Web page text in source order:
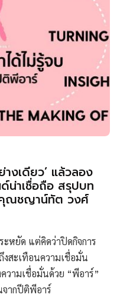
งเดียว’ แล้วลอง
ด์น่าเชื่อถือ สรุปบท
คุณชญาน์ทัต วงศ์
ะหยัด แต่คิดว่าปิดกิจการ
งสะเทือนความเชื่อมั่น
วามเชื่อมั่นด้วย “พีอาร์”
ากปีติพีอาร์